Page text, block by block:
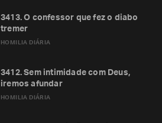
HOMILIA DIÁRIA
3413. O confessor que fez o diabo
tremer
HOMILIA DIÁRIA
3412. Sem intimidade com Deus,
iremos afundar